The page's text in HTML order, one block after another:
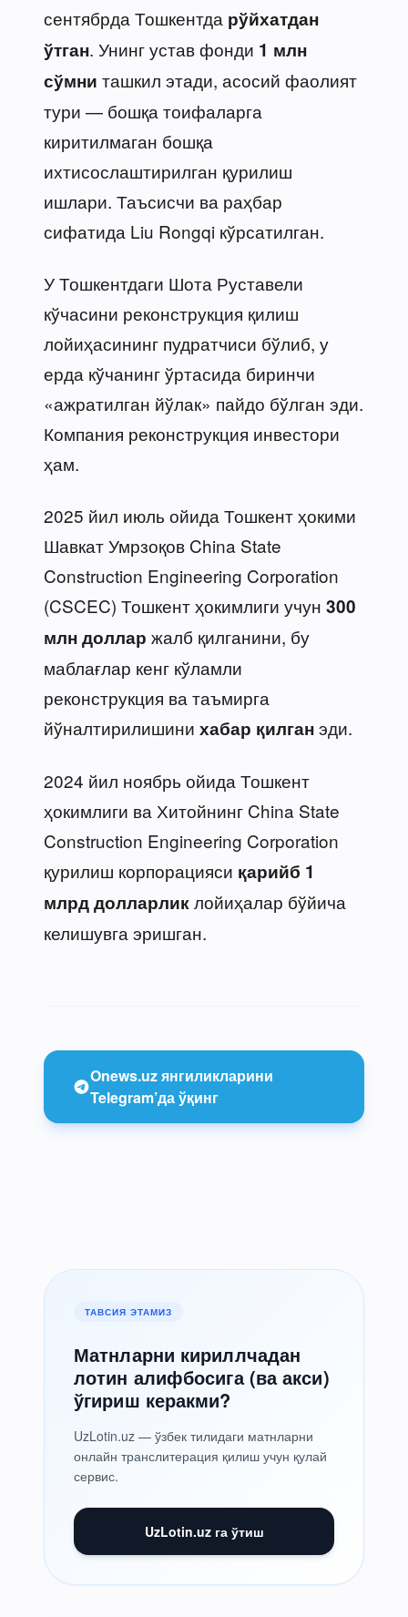
сентябрда Тошкентда рўйхатдан
ўтган. Унинг устав фонди 1 млн
сўмни ташкил этади, асосий фаолият
тури — бошқа тоифаларга
киритилмаган бошқа
ихтисослаштирилган қурилиш
ишлари. Таъсисчи ва раҳбар
сифатида Liu Rongqi кўрсатилган.
У Тошкентдаги Шота Руставели
кўчасини реконструкция қилиш
лойиҳасининг пудратчиси бўлиб, у
ерда кўчанинг ўртасида биринчи
«ажратилган йўлак» пайдо бўлган эди.
Компания реконструкция инвестори
ҳам.
2025 йил июль ойида Тошкент ҳокими
Шавкат Умрзоқов China State
Construction Engineering Corporation
(CSCEC) Тошкент ҳокимлиги учун 300
млн доллар жалб қилганини, бу
маблағлар кенг кўламли
реконструкция ва таъмирга
йўналтирилишини хабар қилганэди.
2024 йил ноябрь ойида Тошкент
ҳокимлиги ва Хитойнинг China State
Construction Engineering Corporation
қурилиш корпорацияси қарийб 1
млрд долларликлойиҳалар бўйича
келишувга эришган.
Onews.uz янгиликларини
Telegram’да ўқинг
ТАВСИЯ ЭТАМИЗ
Матнларни кириллчадан
лотин алифбосига (ва акси)
ўгириш керакми?
UzLotin.uz — ўзбек тилидаги матнларни
онлайн транслитерация қилиш учун қулай
сервис.
UzLotin.uz га ўтиш